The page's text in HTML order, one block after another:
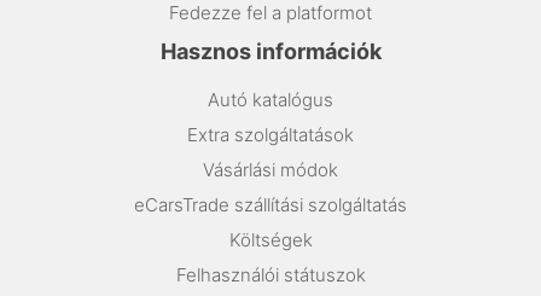
Fedezze fel a platformot
Hasznos információk
Autó katalógus
Extra szolgáltatások
Vásárlási módok
eCarsTrade szállítási szolgáltatás
Költségek
Felhasználói státuszok